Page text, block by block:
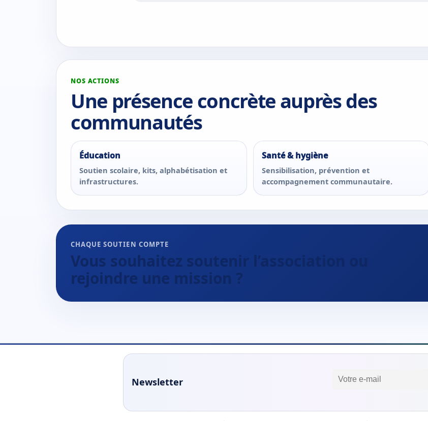
NOS ACTIONS
Une présence concrète auprès des
communautés
Éducation
Soutien scolaire, kits, alphabétisation et
infrastructures.
Santé & hygiène
Sensibilisation, prévention et
accompagnement communautaire.
CHAQUE SOUTIEN COMPTE
Vous souhaitez soutenir l’association ou
rejoindre une mission ?
Newsletter